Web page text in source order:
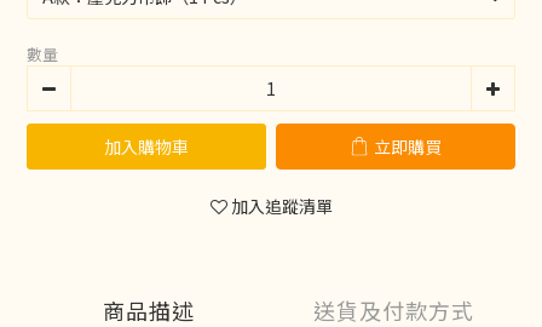
數量
加入購物車 立即購買
加入追蹤清單
商品描述 送貨及付款方式